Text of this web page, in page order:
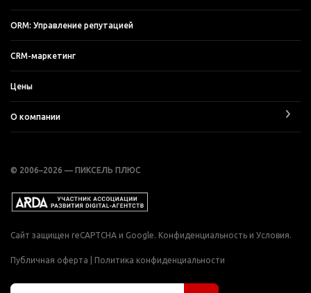
ORM: Управление репутацией
CRM-маркетинг
Цены
О компании
© 2006–2026 — ПИКСЕЛЬ ПЛЮС
Сайт защищен reCAPTCHA и Google. Конфиденциальность и Условия.
Публичная оферта Политика конфиденциальности